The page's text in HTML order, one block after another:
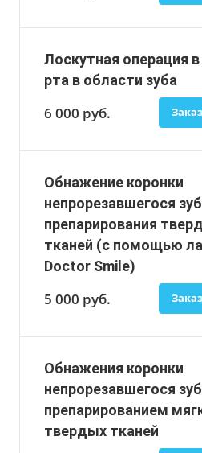
Лоскутная операция
рта в области зуба
6 000 руб.
Обнажение коронки
непрорезавшегося
препарирования
тканей (с помощью
Doctor Smile)
5 000 руб.
Обнажения коронки
непрорезавшегося
препарированием
твердых тканей